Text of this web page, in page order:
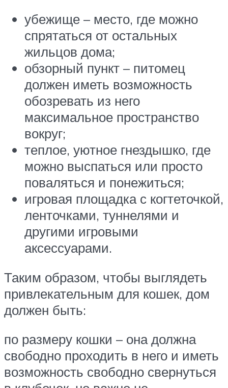
убежище – место, где можно
спрятаться от остальных
жильцов дома;
обзорный пункт – питомец
должен иметь возможность
обозревать из него
максимальное пространство
вокруг;
теплое, уютное гнездышко, где
можно выспаться или просто
поваляться и понежиться;
игровая площадка с когтеточкой,
ленточками, туннелями и
другими игровыми
аксессуарами.
Таким образом, чтобы выглядеть
привлекательным для кошек, дом
должен быть:
по размеру кошки – она должна
свободно проходить в него и иметь
возможность свободно свернуться